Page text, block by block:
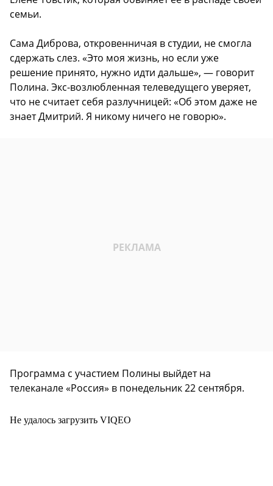
семьи.
Сама Диброва, откровенничая в студии, не смогла
сдержать слез. «Это моя жизнь, но если уже
решение принято, нужно идти дальше», — говорит
Полина. Экс-возлюбленная телеведущего уверяет,
что не считает себя разлучницей: «Об этом даже не
знает Дмитрий. Я никому ничего не говорю».
Программа с участием Полины выйдет на
телеканале «Россия» в понедельник 22 сентября.
Не удалось загрузить VIQEO